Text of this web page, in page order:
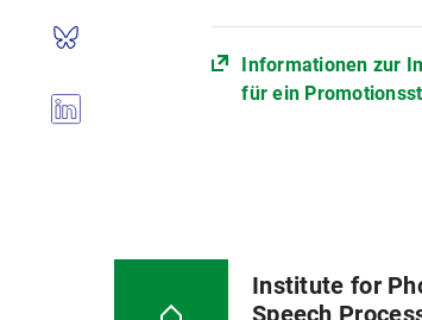
Informationen zur
für ein
Institute for
Speech